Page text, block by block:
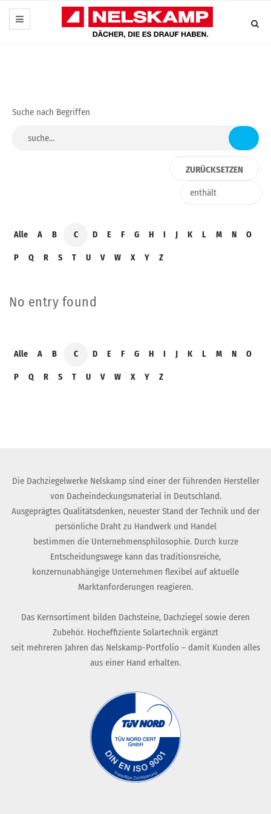
Suche nach Begriffen
Alle A B C D E F G H I J K L M N O
P Q R S T U V W X Y Z
No entry found
Alle A B C D E F G H I J K L M N O
P Q R S T U V W X Y Z
Die Dachziegelwerke Nelskamp sind einer der führenden Hersteller
von Dacheindeckungsmaterial in Deutschland.
Ausgeprägtes Qualitätsdenken, neuester Stand der Technik und der
persönliche Draht zu Handwerk und Handel
bestimmen die Unternehmensphilosophie. Durch kurze
Entscheidungswege kann das traditionsreiche,
konzernunabhängige Unternehmen flexibel auf aktuelle
Marktanforderungen reagieren.
Das Kernsortiment bilden Dachsteine, Dachziegel sowie deren
Zubehör. Hocheffiziente Solartechnik ergänzt
seit mehreren Jahren das Nelskamp-Portfolio – damit Kunden alles
aus einer Hand erhalten.